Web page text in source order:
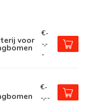
voor
€-
-,-
-
€-
-,--